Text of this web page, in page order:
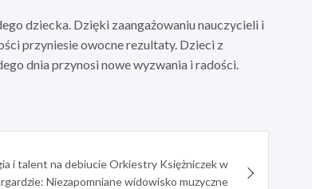
dziecka. Dzięki zaangażowaniu nauczycieli i
przyniesie owocne rezultaty. Dzieci z
dnia przynosi nowe wyzwania i radości.
i talent na debiucie Orkiestry Księżniczek w
Niezapomniane widowisko muzyczne